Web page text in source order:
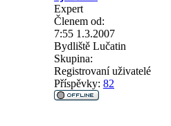
Expert
Členem od:
7:55 1.3.2007
Bydliště Lučatin
Skupina:
Registrovaní uživatelé
Příspěvky: 82